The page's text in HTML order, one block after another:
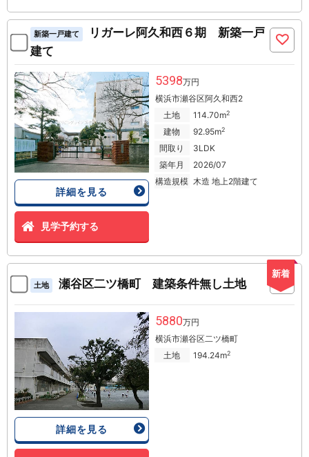
新築一戸建て
リガーレ阿久和西６期 新築一戸
建て
詳細を見る
見学予約する
5398万円
横浜市瀬谷区阿久和西2
土地
114.70m2
建物 92.95m2
間取り
3LDK
築年月
2026/07
構造規模 木造 地上2階建て
新着
土地 瀬谷区二ツ橋町 建築条件無し土地
詳細を見る
5880万円
横浜市瀬谷区二ツ橋町
土地
194.24m2